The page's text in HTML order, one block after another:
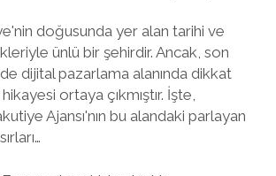
doğusunda yer alan tarihi ve
ünlü bir şehirdir. Ancak, son
dijital pazarlama alanında dikkat
ortaya çıkmıştır. İşte,
Ajansı'nın bu alandaki parlayan